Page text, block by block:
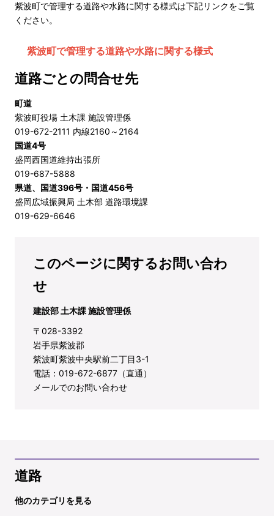
紫波町で管理する道路や水路に関する様式は下記リンクをご覧
ください。
紫波町で管理する道路や水路に関する様式
道路ごとの問合せ先
町道
紫波町役場 土木課 施設管理係
019-672-2111 内線2160～2164
国道4号
盛岡西国道維持出張所
019-687-5888
県道、国道396号・国道456号
盛岡広域振興局 土木部 道路環境課
019-629-6646
このページに関するお問い合わ
せ
建設部 土木課 施設管理係
〒028-3392
岩手県紫波郡
紫波町紫波中央駅前二丁目3-1
電話：019-672-6877（直通）
メールでのお問い合わせ
道路
他のカテゴリを見る